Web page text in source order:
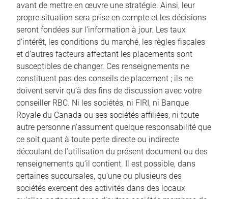
avant de mettre en œuvre une stratégie. Ainsi, leur
propre situation sera prise en compte et les décisions
seront fondées sur l’information à jour. Les taux
d’intérêt, les conditions du marché, les règles fiscales
et d’autres facteurs affectant les placements sont
susceptibles de changer. Ces renseignements ne
constituent pas des conseils de placement ; ils ne
doivent servir qu’à des fins de discussion avec votre
conseiller RBC. Ni les sociétés, ni FIRI, ni Banque
Royale du Canada ou ses sociétés affiliées, ni toute
autre personne n’assument quelque responsabilité que
ce soit quant à toute perte directe ou indirecte
découlant de l’utilisation du présent document ou des
renseignements qu’il contient. Il est possible, dans
certaines succursales, qu’une ou plusieurs des
sociétés exercent des activités dans des locaux